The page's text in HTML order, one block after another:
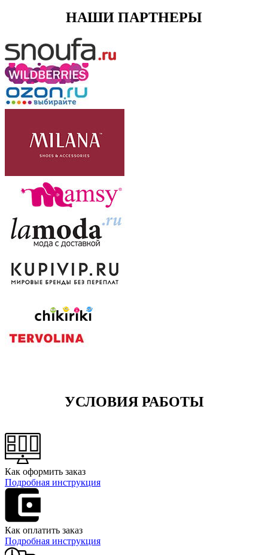
НАШИ ПАРТНЕРЫ
УСЛОВИЯ РАБОТЫ
Как оформить заказ
Подробная инструкция
Как оплатить заказ
Подробная инструкция